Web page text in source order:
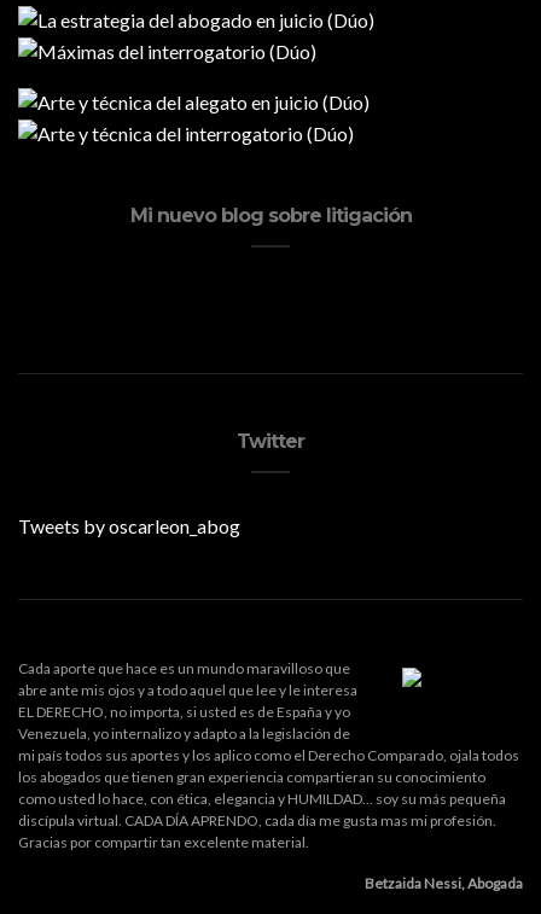
Mi nuevo blog sobre litigación
Twitter
Tweets by oscarleon_abog
Cada aporte que hace es un mundo maravilloso que
abre ante mis ojos y a todo aquel que lee y le interesa
EL DERECHO, no importa, si usted es de España y yo
Venezuela, yo internalizo y adapto a la legislación de
mi país todos sus aportes y los aplico como el Derecho Comparado, ojala todos
los abogados que tienen gran experiencia compartieran su conocimiento
como usted lo hace, con ética, elegancia y HUMILDAD... soy su más pequeña
discípula virtual. CADA DÍA APRENDO, cada día me gusta mas mi profesión.
Gracias por compartir tan excelente material.
Betzaida Nessi, Abogada